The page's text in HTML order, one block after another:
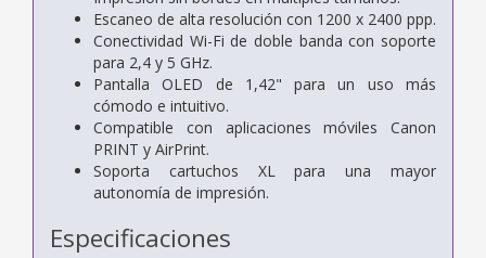
Escaneo de alta resolución con 1200 x 2400 ppp.
Conectividad Wi-Fi de doble banda con soporte
para 2,4 y 5 GHz.
Pantalla OLED de 1,42" para un uso más
cómodo e intuitivo.
Compatible con aplicaciones móviles Canon
PRINT y AirPrint.
Soporta cartuchos XL para una mayor
autonomía de impresión.
Especificaciones